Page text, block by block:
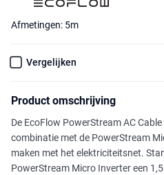
Afmetingen: 5m
Vergelijken
Product omschrijving
De EcoFlow PowerStream AC
combinatie met de PowerStream
maken met het elektriciteitsnet.
PowerStream Micro Inverter een